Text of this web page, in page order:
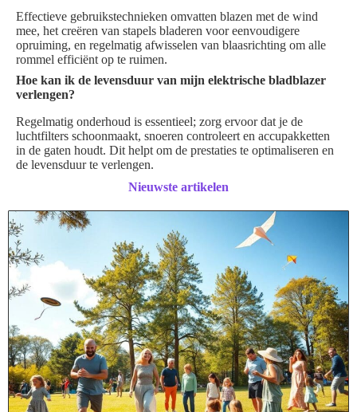
Effectieve gebruikstechnieken omvatten blazen met de wind
mee, het creëren van stapels bladeren voor eenvoudigere
opruiming, en regelmatig afwisselen van blaasrichting om alle
rommel efficiënt op te ruimen.
Hoe kan ik de levensduur van mijn elektrische bladblazer
verlengen?
Regelmatig onderhoud is essentieel; zorg ervoor dat je de
luchtfilters schoonmaakt, snoeren controleert en accupakketten
in de gaten houdt. Dit helpt om de prestaties te optimaliseren en
de levensduur te verlengen.
Nieuwste artikelen